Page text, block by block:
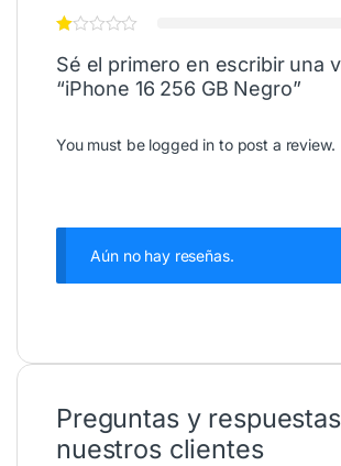
Sé el primero en escribir una
“iPhone 16 256 GB Negro”
You must be logged in to post a review.
Aún no hay reseñas.
Preguntas y
nuestros clientes